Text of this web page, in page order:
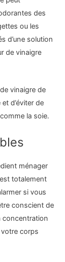
des
ou les
d’une solution
de vinaigre
vinaigre de
d’éviter de
la soie.
ménager
totalement
si vous
conscient de
concentration
corps